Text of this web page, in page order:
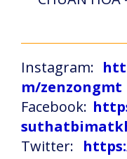
Instagram:
m/zenzongmt
Facebook:
Twitter: